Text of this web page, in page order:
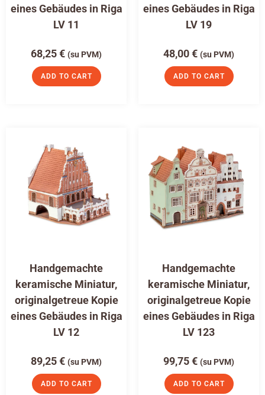
eines Gebäudes in Riga
LV 11
68,25€ (su PVM)
ADD TO CART
eines Gebäudes in Riga
LV 19
48,00€ (su PVM)
ADD TO CART
Handgemachte
keramische Miniatur,
originalgetreue Kopie
eines Gebäudes in Riga
LV 12
89,25€ (su PVM)
ADD TO CART
Handgemachte
keramische Miniatur,
originalgetreue Kopie
eines Gebäudes in Riga
LV 123
99,75€ (su PVM)
ADD TO CART